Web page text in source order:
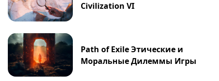
Civilization VI
Path of Exile Этические и
Моральные Дилеммы Игры